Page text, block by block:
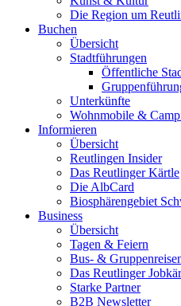
Die Region um
Buchen
Übersicht
Stadtführungen
Öffentliche
Unterkünfte
Wohnmobile &
Informieren
Übersicht
Reutlingen Insider
Das Reutlinger Kärtle
Die AlbCard
Biosphärengebiet
Business
Übersicht
Tagen & Feiern
Bus- &
Das Reutlinger
Starke Partner
B2B Newsletter